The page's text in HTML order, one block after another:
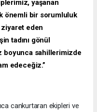
yaşanan
önemli bir sorumluluk
ziyaret eden
tadını gönül
boyunca sahillerimizde
edeceğiz.”
cankurtaran ekipleri ve